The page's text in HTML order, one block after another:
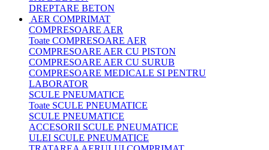
DREPTARE BETON
AER COMPRIMAT
COMPRESOARE AER
Toate COMPRESOARE AER
COMPRESOARE AER CU PISTON
COMPRESOARE AER CU SURUB
COMPRESOARE MEDICALE SI PENTRU
LABORATOR
SCULE PNEUMATICE
Toate SCULE PNEUMATICE
SCULE PNEUMATICE
ACCESORII SCULE PNEUMATICE
ULEI SCULE PNEUMATICE